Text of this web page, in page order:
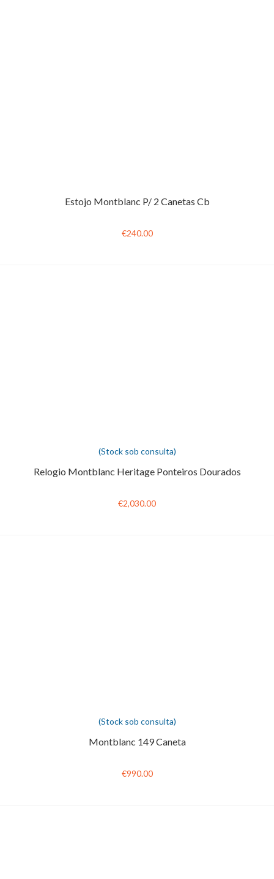
Estojo Montblanc P/ 2 Canetas Cb
€240.00
(Stock sob consulta)
Relogio Montblanc Heritage Ponteiros Dourados
€2,030.00
(Stock sob consulta)
Montblanc 149 Caneta
€990.00